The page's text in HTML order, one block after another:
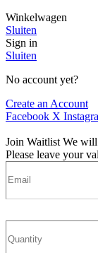
Winkelwagen
Sluiten
Sign in
Sluiten
No account yet?
Create an Account
Facebook X
Join Waitlist We will
Please leave your